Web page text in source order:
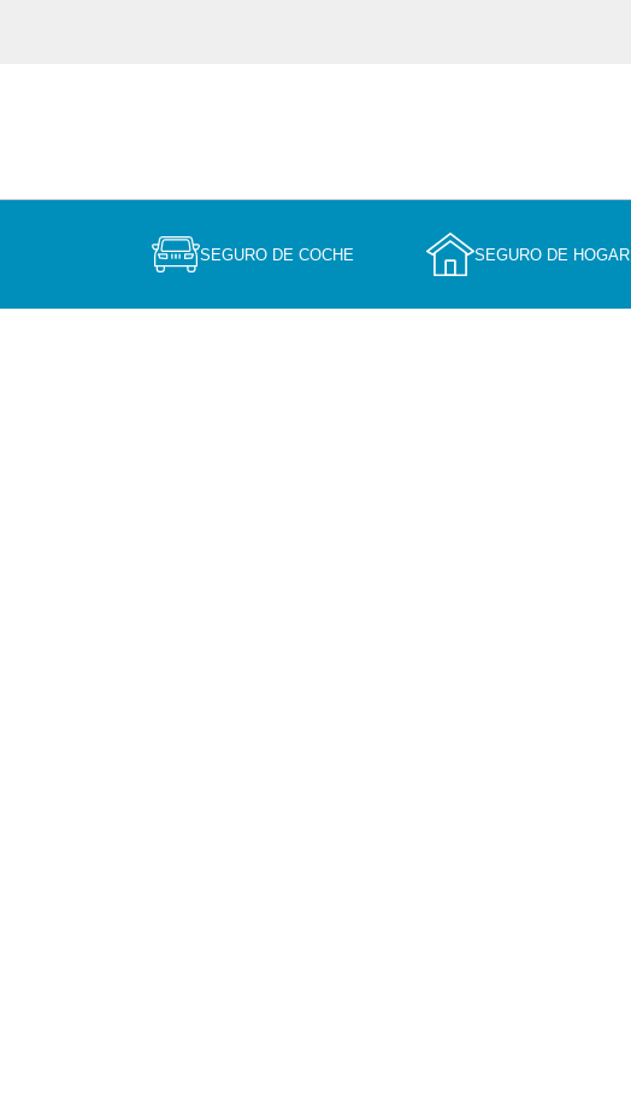
SEGURO DE COCHE SEGURO DE HOGAR